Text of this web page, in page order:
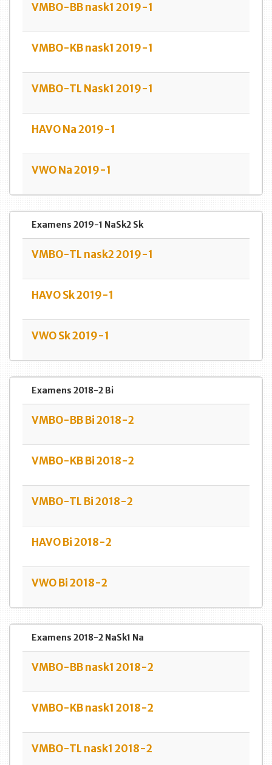
VMBO-BB nask1 2019-1
VMBO-KB nask1 2019-1
VMBO-TL Nask1 2019-1
HAVO Na 2019-1
VWO Na 2019-1
Examens 2019-1 NaSk2 Sk
VMBO-TL nask2 2019-1
HAVO Sk 2019-1
VWO Sk 2019-1
Examens 2018-2 Bi
VMBO-BB Bi 2018-2
VMBO-KB Bi 2018-2
VMBO-TL Bi 2018-2
HAVO Bi 2018-2
VWO Bi 2018-2
Examens 2018-2 NaSk1 Na
VMBO-BB nask1 2018-2
VMBO-KB nask1 2018-2
VMBO-TL nask1 2018-2